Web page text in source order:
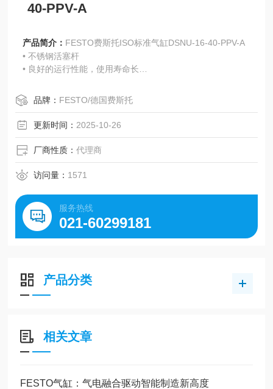
40-PPV-A
产品简介： FESTO费斯托ISO标准气缸DSNU-16-40-PPV-A
• 不锈钢活塞杆
• 良好的运行性能，使用寿命长
• 附件齐全，气缸可安装在几乎任何地方
• 对应标准 ISO 6432 。派生型均基于这些标准
品牌： FESTO/德国费斯托
更新时间： 2025-10-26
厂商性质：代理商
访问量： 1571
服务热线
021-60299181
产品分类
相关文章
FESTO气缸：气电融合驱动智能制造新高度